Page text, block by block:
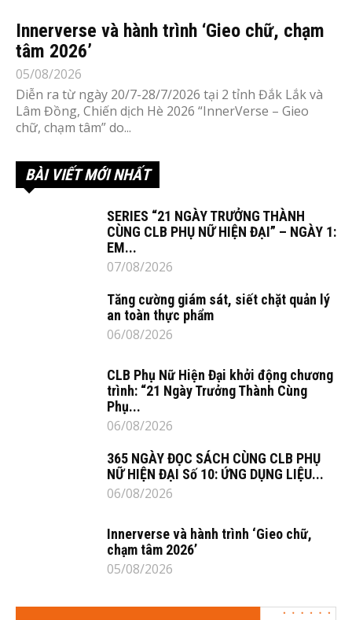
Innerverse và hành trình ‘Gieo chữ, chạm
tâm 2026’
05/08/2026
Diễn ra từ ngày 20/7-28/7/2026 tại 2 tỉnh Đắk Lắk và
Lâm Đồng, Chiến dịch Hè 2026 “InnerVerse – Gieo
chữ, chạm tâm” do...
BÀI VIẾT MỚI NHẤT
SERIES “21 NGÀY TRƯỞNG THÀNH
CÙNG CLB PHỤ NỮ HIỆN ĐẠI” – NGÀY 1:
EM...
07/08/2026
Tăng cường giám sát, siết chặt quản lý
an toàn thực phẩm
06/08/2026
CLB Phụ Nữ Hiện Đại khởi động chương
trình: “21 Ngày Trưởng Thành Cùng
Phụ...
06/08/2026
365 NGÀY ĐỌC SÁCH CÙNG CLB PHỤ
NỮ HIỆN ĐẠI Số 10: ỨNG DỤNG LIỆU...
06/08/2026
Innerverse và hành trình ‘Gieo chữ,
chạm tâm 2026’
05/08/2026